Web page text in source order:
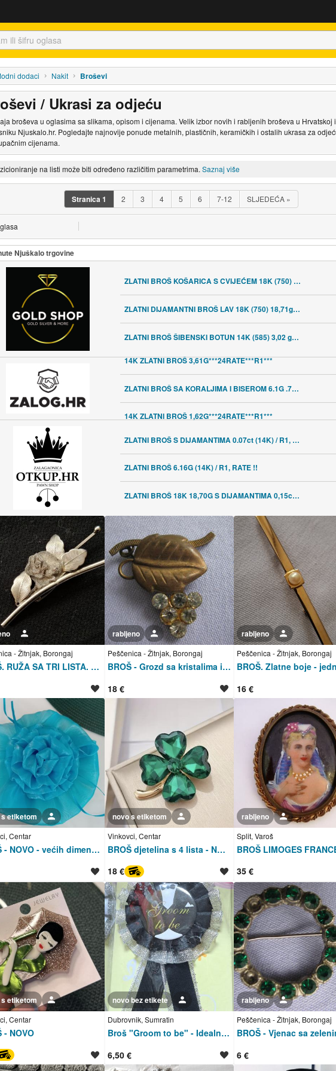
dodaci Nakit Broševi
/ Ukrasi za odjeću
broševa u oglasima sa slikama, opisom i cijenama. Velik izbor novih i rabljenih broševa u Hrvatskoj
Njuskalo.hr. Pogledajte najnovije ponude metalnih, plastičnih, keramičkih i ostalih ukrasa za
cijenama.
na listi može biti određeno različitim parametrima. Saznaj više
Stranica1 2 3 4 5 6 7-12 SLJEDEĆA »
Njuškalo trgovine
ZLATNI BROŠ KOŠARICA S CVIJEĆEM 18K (750) 7,67g NOVO • GOLD SHOP •
ZLATNI DIJAMANTNI BROŠ LAV 18K (750) 18,71g NOVO • GOLD SHOP •
ZLATNI BROŠ ŠIBENSKI BOTUN 14K (585) 3,02 grama NOVO • GOLD SHOP •
14K ZLATNI BROŠ 3,61G***24RATE***R1***
ZLATNI BROŠ SA KORALJIMA I BISEROM 6.1G .750 18K ****DO 36 RATA****,R1
14K ZLATNI BROŠ 1,62G***24RATE***R1***
ZLATNI BROŠ S DIJAMANTIMA 0.07ct (14K) / R1, RATE !!
ZLATNI BROŠ 6.16G (14K) / R1, RATE !!
ZLATNI BROŠ 18K 18,70G S DIJAMANTIMA 0,15ct / R1, RATE!
BROŠ. RUŽA SA TRI LISTA. Metal. Mob
- Žitnjak, Borongaj
BROŠ - Grozd sa kristalima i list. Staro-obiteljsko. SAND-2
Peščenica - Žitnjak, Borongaj
rabljeno
18 €
Peščenica - Žitnjak, Borongaj
rabljeno
16 €
BROŠ - NOVO - većih dimenzija
Centar
etiketom
BROŠ djetelina s 4 lista - NOVO
Vinkovci, Centar
novo s etiketom
18 €
Split, Varoš
rabljeno
35 €
- NOVO
Centar
etiketom
Broš "Groom to be" - Idealno za momačko večer
Dubrovnik, Sumratin
novo bez etikete
6,50 €
Peščenica - Žitnjak, Borongaj
rabljeno
6 €